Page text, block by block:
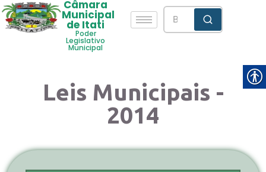
Câmara
Municipal
de Itati
Poder
Legislativo
Municipal
Leis Municipais -
2014